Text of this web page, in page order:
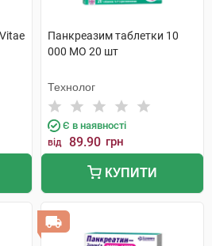
Панкреазим таблетки 10
000 МО 20 шт
Технолог
Є в наявності
від 89.90 грн
КУПИТИ